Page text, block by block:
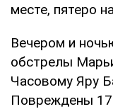
месте, пятеро
Вечером и
обстрелы
Часовому Яру
Повреждены